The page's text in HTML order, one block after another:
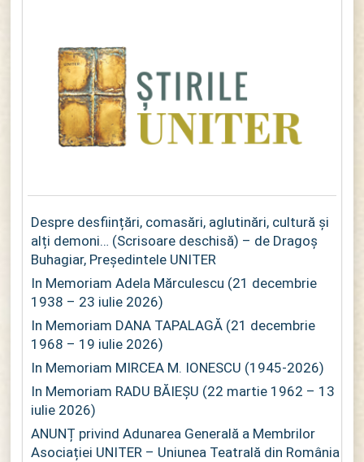
Despre desființări, comasări, aglutinări, cultură și
alți demoni… (Scrisoare deschisă) – de Dragoș
Buhagiar, Președintele UNITER
In Memoriam Adela Mărculescu (21 decembrie
1938 – 23 iulie 2026)
In Memoriam DANA TAPALAGĂ (21 decembrie
1968 – 19 iulie 2026)
In Memoriam MIRCEA M. IONESCU (1945-2026)
In Memoriam RADU BĂIEȘU (22 martie 1962 – 13
iulie 2026)
ANUNȚ privind Adunarea Generală a Membrilor
Asociației UNITER – Uniunea Teatrală din România